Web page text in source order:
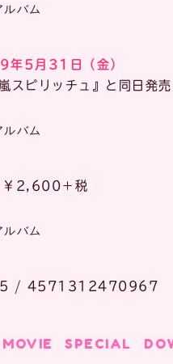
バム
5月31日（金）
スピリッチュ』と同日発売
バム
￥2,600＋税
バム
/ 4571312470967
MOVIE SPECIAL